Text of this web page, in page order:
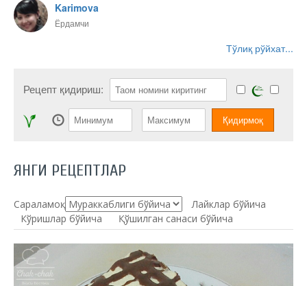
Karimova
Ёрдамчи
Тўлиқ рўйхат...
Рецепт қидириш:
ЯНГИ РЕЦЕПТЛАР
Сараламоқ:
Лайклар бўйича
Кўришлар бўйича
Қўшилган санаси бўйича